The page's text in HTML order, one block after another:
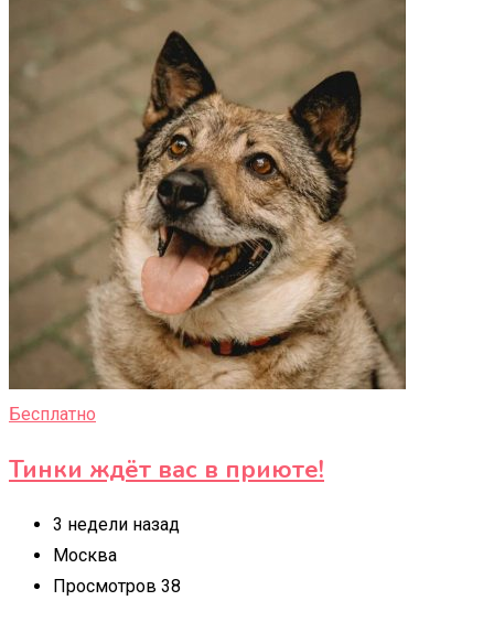
Бесплатно
Тинки ждёт вас в приюте!
3 недели назад
Москва
Просмотров 38